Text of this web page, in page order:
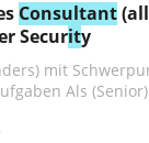
Consultant
Security
mit
Als (Senior)